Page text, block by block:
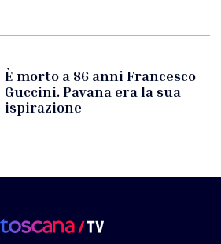
È morto a 86 anni Francesco
Guccini. Pavana era la sua
ispirazione